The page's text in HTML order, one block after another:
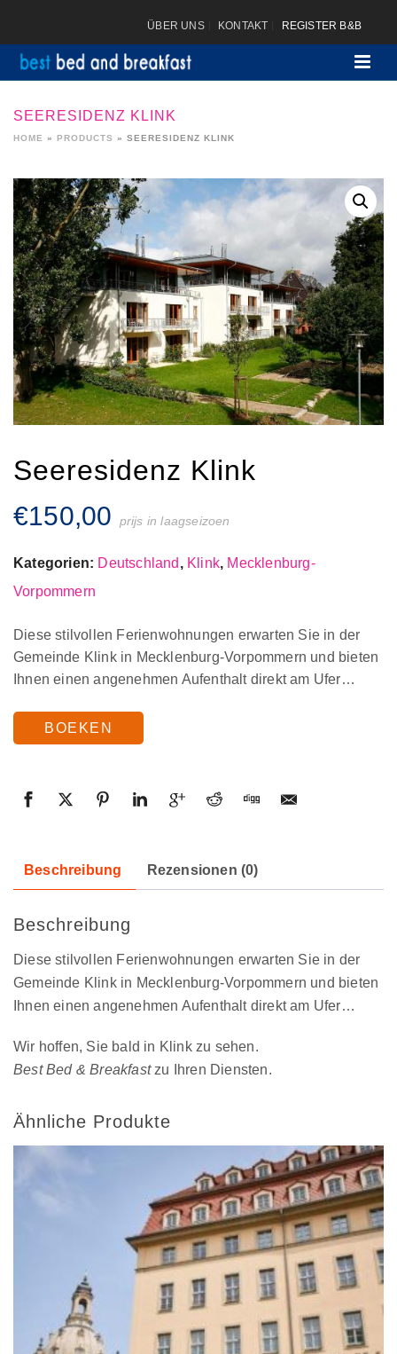
ÜBER UNS KONTAKT REGISTER B&B
SEERESIDENZ KLINK
HOME » PRODUCTS » SEERESIDENZ KLINK
Seeresidenz Klink
€150,00 prijs in laagseizoen
Kategorien: Deutschland , Klink, Mecklenburg-
Vorpommern
Diese stilvollen Ferienwohnungen erwarten Sie in der
Gemeinde Klink in Mecklenburg-Vorpommern und bieten
Ihnen einen angenehmen Aufenthalt direkt am Ufer…
BOEKEN
Beschreibung Rezensionen (0)
Beschreibung
Diese stilvollen Ferienwohnungen erwarten Sie in der
Gemeinde Klink in Mecklenburg-Vorpommern und bieten
Ihnen einen angenehmen Aufenthalt direkt am Ufer…
Wir hoffen, Sie bald in Klink zu sehen.
Best Bed & Breakfastzu Ihren Diensten.
Ähnliche Produkte